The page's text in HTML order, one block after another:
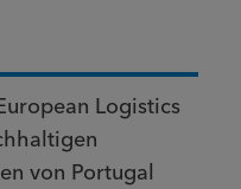
Logistics
von Portugal